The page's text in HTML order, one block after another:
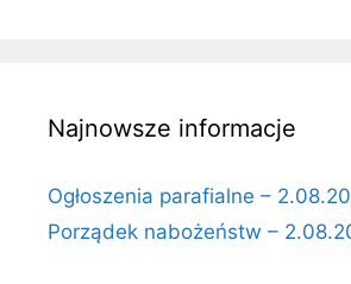
Najnowsze informacje
Ogłoszenia parafialne –
Porządek nabożeństw –